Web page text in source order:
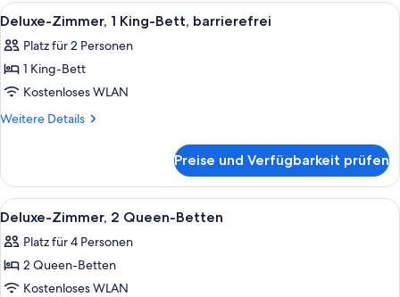
Alle
Fotos
für
Deluxe-
Zimmer,
1 King-
anzeigen
Ein ordentlich bezogenes Bett mit
5
Deluxe-Zimmer, 1 King-Bett, barrierefrei
Platz für 2 Personen
1 King-Bett
Kostenloses WLAN
Weitere Details
Weitere
Zimmer,
1 King-
Bett,
Preise und Verfügbarkeit prüfen
Alle
Fotos
für
Deluxe-
Zimmer,
Ein ordentlich bezogenes Bett mit
5
Deluxe-Zimmer, 2 Queen-Betten
Platz für 4 Personen
2 Queen-Betten
Kostenloses WLAN